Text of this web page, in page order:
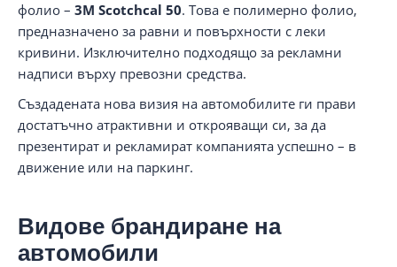
фолио – 3M Scotchcal 50. Това е полимерно фолио,
предназначено за равни и повърхности с леки
кривини. Изключително подходящо за рекламни
надписи върху превозни средства.
Създадената нова визия на автомобилите ги прави
достатъчно атрактивни и открояващи си, за да
презентират и рекламират компанията успешно – в
движение или на паркинг.
Видове брандиране на
автомобили